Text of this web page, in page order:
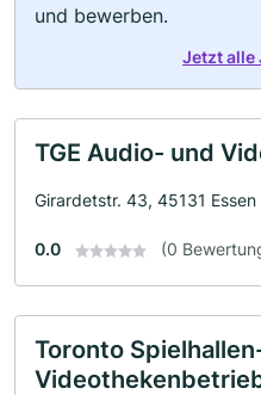
und bewerben.
Jetzt alle
TGE Audio- und
Girardetstr. 43, 45131 Essen
0.0 (0
Toronto